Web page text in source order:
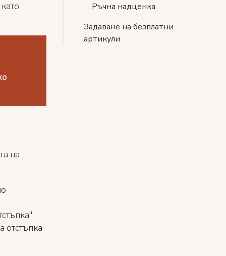
на
отстъпка
Ръчна надценка
Задаване на безплатни
артикули